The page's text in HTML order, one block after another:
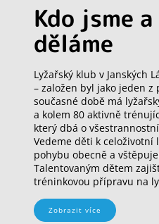
Kdo jsme
děláme
Lyžařský klub v Janských
– založen byl jako jeden z
současné době má
a kolem 80 aktivně
který dbá o
Vedeme děti k celoživotní
pohybu obecně a
Talentovaným dětem
tréninkovou přípravu na
Zobrazit více